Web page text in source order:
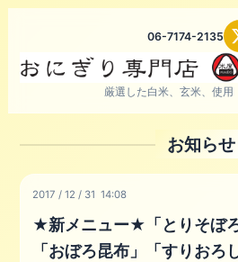
06-7174-2135
厳選した白米、玄米、使用
お知らせ
2017 /12 / 31 14:08
★新メニュー★「とりそぼろ
「おぼろ昆布」「すりおろ